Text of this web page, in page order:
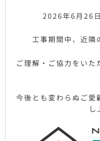
2026年6月26
工事期間中、近隣
ご理解・ご協力をいた
今後とも変わらぬご愛
し